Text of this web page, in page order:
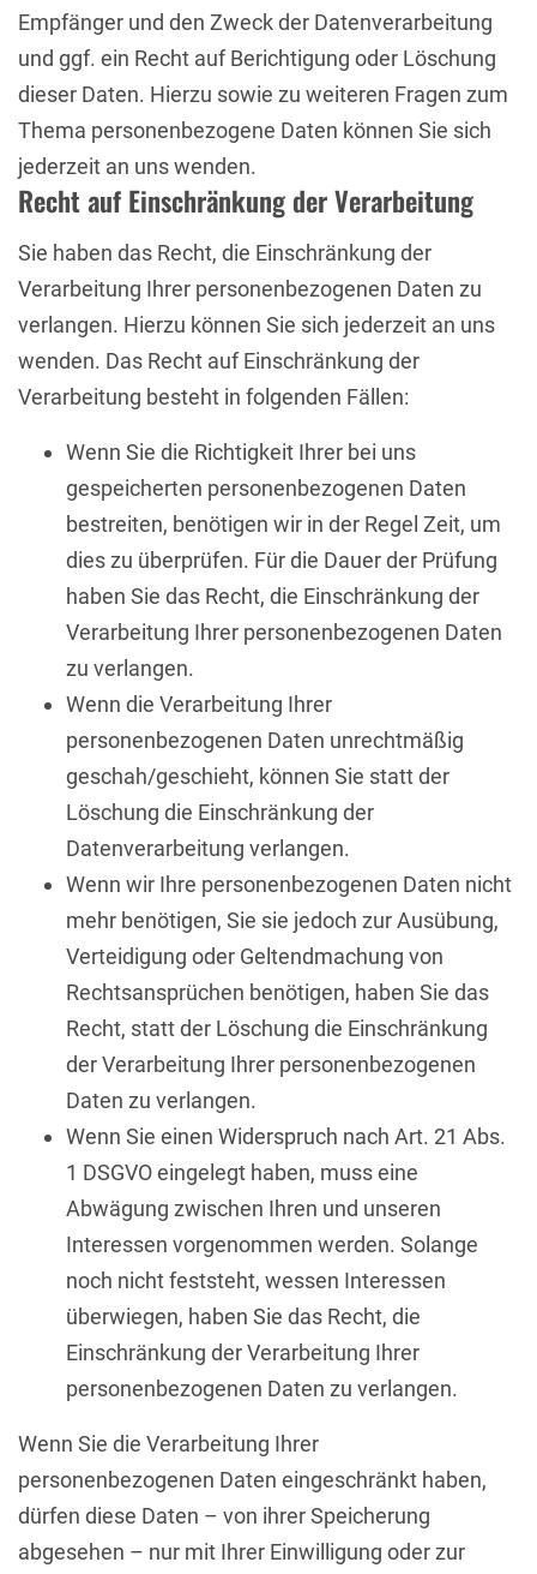
Empfänger und den Zweck der Datenverarbeitung
und ggf. ein Recht auf Berichtigung oder Löschung
dieser Daten. Hierzu sowie zu weiteren Fragen zum
Thema personenbezogene Daten können Sie sich
jederzeit an uns wenden.
Recht auf Einschränkung der Verarbeitung
Sie haben das Recht, die Einschränkung der
Verarbeitung Ihrer personenbezogenen Daten zu
verlangen. Hierzu können Sie sich jederzeit an uns
wenden. Das Recht auf Einschränkung der
Verarbeitung besteht in folgenden Fällen:
Wenn Sie die Richtigkeit Ihrer bei uns
gespeicherten personenbezogenen Daten
bestreiten, benötigen wir in der Regel Zeit, um
dies zu überprüfen. Für die Dauer der Prüfung
haben Sie das Recht, die Einschränkung der
Verarbeitung Ihrer personenbezogenen Daten
zu verlangen.
Wenn die Verarbeitung Ihrer
personenbezogenen Daten unrechtmäßig
geschah/geschieht, können Sie statt der
Löschung die Einschränkung der
Datenverarbeitung verlangen.
Wenn wir Ihre personenbezogenen Daten nicht
mehr benötigen, Sie sie jedoch zur Ausübung,
Verteidigung oder Geltendmachung von
Rechtsansprüchen benötigen, haben Sie das
Recht, statt der Löschung die Einschränkung
der Verarbeitung Ihrer personenbezogenen
Daten zu verlangen.
Wenn Sie einen Widerspruch nach Art. 21 Abs.
1 DSGVO eingelegt haben, muss eine
Abwägung zwischen Ihren und unseren
Interessen vorgenommen werden. Solange
noch nicht feststeht, wessen Interessen
überwiegen, haben Sie das Recht, die
Einschränkung der Verarbeitung Ihrer
personenbezogenen Daten zu verlangen.
Wenn Sie die Verarbeitung Ihrer
personenbezogenen Daten eingeschränkt haben,
dürfen diese Daten – von ihrer Speicherung
abgesehen – nur mit Ihrer Einwilligung oder zur